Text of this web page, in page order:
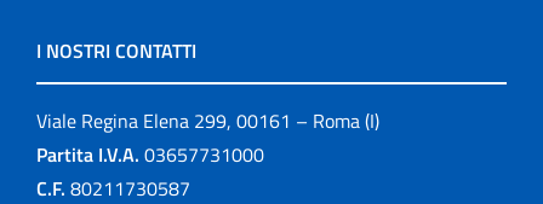
I NOSTRI CONTATTI
Viale Regina Elena 299, 00161 – Roma (I)
Partita I.V.A. 03657731000
C.F. 80211730587